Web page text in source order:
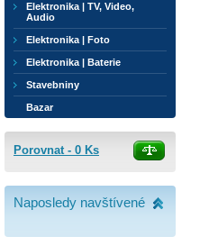
Elektronika | TV, Video,
Audio
Elektronika | Foto
Elektronika | Baterie
Stavebniny
Bazar
Porovnat - 0 Ks
Naposledy navštívené